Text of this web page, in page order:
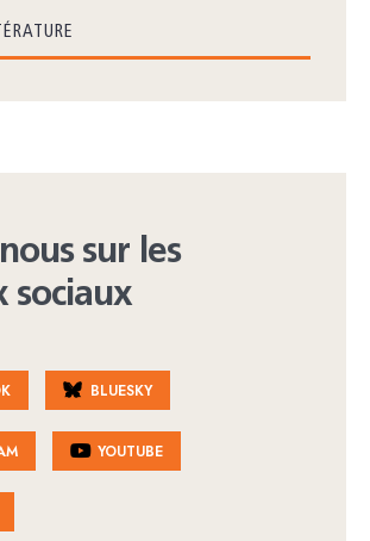
sur les
sociaux
BLUESKY
YOUTUBE